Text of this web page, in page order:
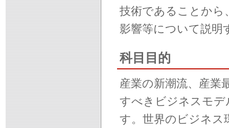
技術であることから
影響等について説明
科目目的
産業の新潮流、産業
すべきビジネスモ
す。世界のビジネス